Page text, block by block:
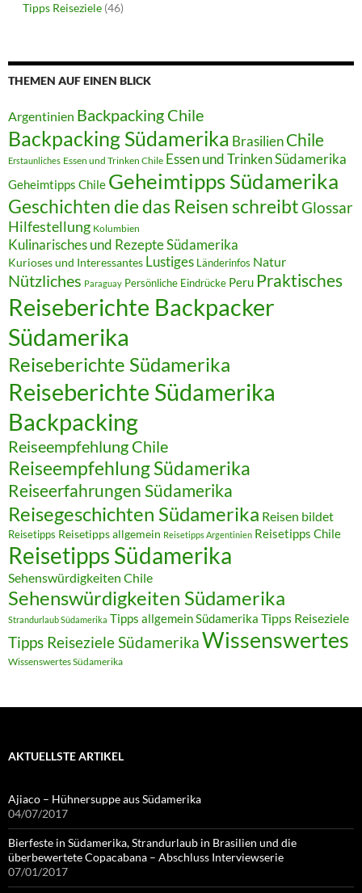
Tipps Reiseziele (46)
THEMEN AUF EINEN BLICK
Argentinien Backpacking Chile
Backpacking Südamerika Brasilien Chile
Erstaunliches Essen und Trinken Chile Essen und Trinken Südamerika
Geheimtipps Chile Geheimtipps Südamerika
Geschichten die das Reisen schreibtGlossar
Hilfestellung Kolumbien
Kulinarisches und Rezepte Südamerika
Kurioses und Interessantes Lustiges Länderinfos Natur
Nützliches Paraguay Persönliche Eindrücke Peru Praktisches
Reiseberichte Backpacker
Südamerika
Reiseberichte Südamerika
Reiseberichte Südamerika
Backpacking
Reiseempfehlung Chile
Reiseempfehlung Südamerika
Reiseerfahrungen Südamerika
Reisegeschichten Südamerika Reisen bildet
Reisetipps Reisetipps allgemein Reisetipps Argentinien Reisetipps Chile
Reisetipps Südamerika
Sehenswürdigkeiten Chile
Sehenswürdigkeiten Südamerika
Strandurlaub Südamerika Tipps allgemein Südamerika Tipps Reiseziele
Tipps Reiseziele SüdamerikaWissenswertes
Wissenswertes Südamerika
AKTUELLSTE ARTIKEL
Ajiaco – Hühnersuppe aus Südamerika
04/07/2017
Bierfeste in Südamerika, Strandurlaub in Brasilien und die
überbewertete Copacabana – Abschluss Interviewserie
07/01/2017